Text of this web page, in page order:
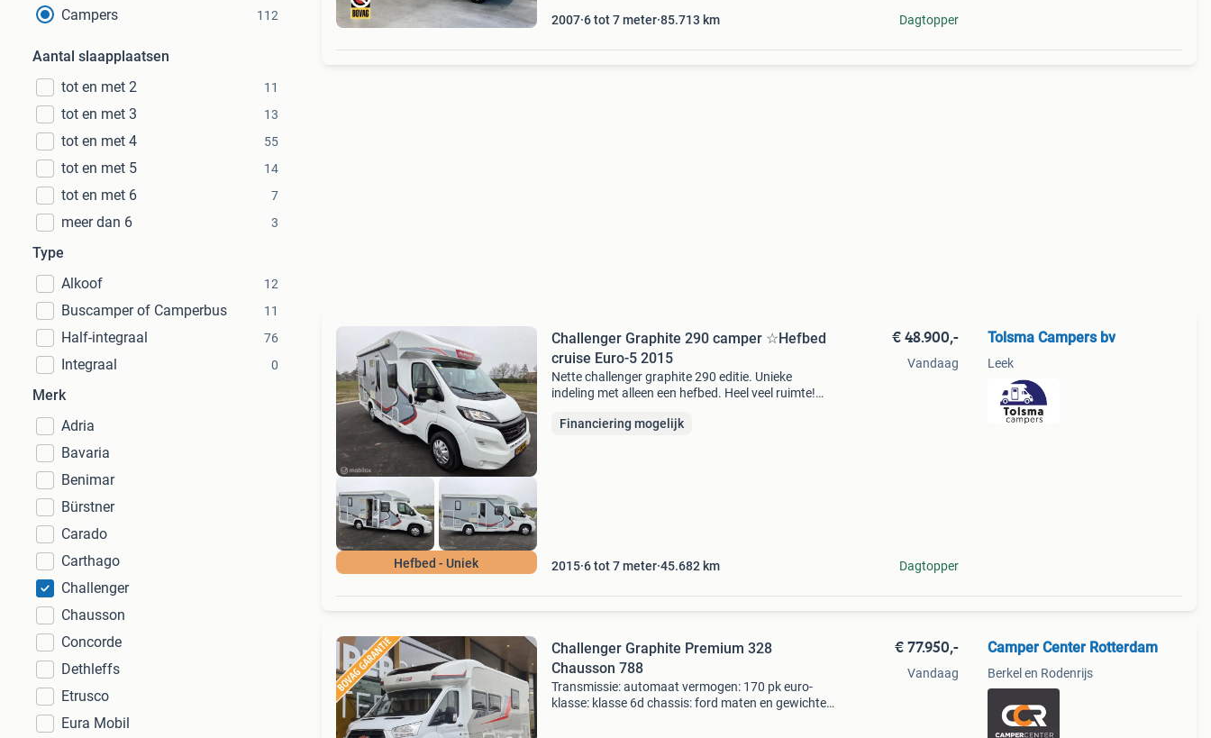
Campers
112
Aantal slaapplaatsen
tot en met 2
11
tot en met 3 13
tot en met 4 55
tot en met 5 14
tot en met 6 7
meer dan 6 3
Type
Alkoof
12
Buscamper of Camperbus 11
Half-integraal 76
Integraal 0
Merk
Adria
Bavaria
Benimar
Bürstner
Carado
Carthago
Challenger
Chausson
Concorde
Dethleffs
Etrusco
Eura Mobil
2007 6 tot 7 meter 85.713 km Dagtopper
Hefbed - Uniek
Challenger Graphite 290 camper ☆Hefbed
cruise Euro-5 2015
Nette challenger graphite 290 editie. Unieke
indeling met alleen een hefbed. Heel veel ruimte!
graphite 290 camper ☆hefbed cruise euro-5
Financiering mogelijk
2015 6 tot 7 meter 45.682 km
€ 48.900,-
Vandaag
Dagtopper
Tolsma Campers bv
Leek
Challenger Graphite Premium 328
Chausson 788
Transmissie: automaat vermogen: 170 pk euro-
klasse: klasse 6d chassis: ford maten en gewichten
€ 77.950,-
Vandaag
Camper Center Rotterdam
Berkel en Rodenrijs